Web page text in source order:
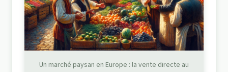
Un marché paysan en Europe : la vente directe au